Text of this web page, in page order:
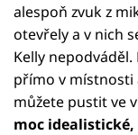
alespoň zvuk z
otevřely a v nich
Kelly nepodváděl.
přímo v místnosti
můžete pustit ve
moc